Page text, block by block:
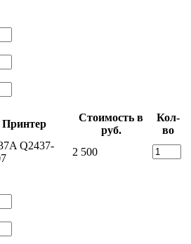
Принтер
Стоимость в
руб.
Кол-
во
Q2437-
2 500